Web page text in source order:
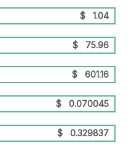
$ 1.04
$ 75.96
$ 601.16
$ 0.070045
$ 0.329837